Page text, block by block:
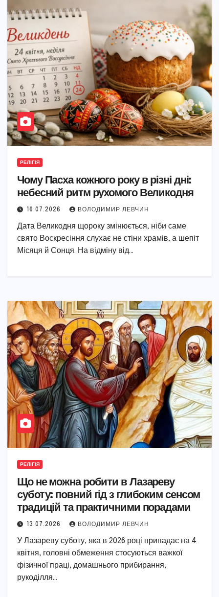
РЕЛІГІЯ
Чому Пасха кожного року в різні дні:
небесний ритм рухомого Великодня
16.07.2026 ВОЛОДИМИР ЛЕВЧИН
Дата Великодня щороку змінюється, ніби саме
свято Воскресіння слухає не стіни храмів, а шепіт
Місяця й Сонця. На відміну від…
РЕЛІГІЯ
Що не можна робити в Лазареву
суботу: повний гід з глибоким сенсом
традицій та практичними порадами
13.07.2026 ВОЛОДИМИР ЛЕВЧИН
У Лазареву суботу, яка в 2026 році припадає на 4
квітня, головні обмеження стосуються важкої
фізичної праці, домашнього прибирання,
рукоділля…